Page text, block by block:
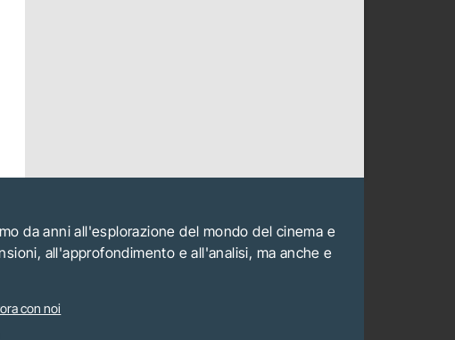
da anni all'esplorazione del mondo del cinema e
all'approfondimento e all'analisi, ma anche e
con noi